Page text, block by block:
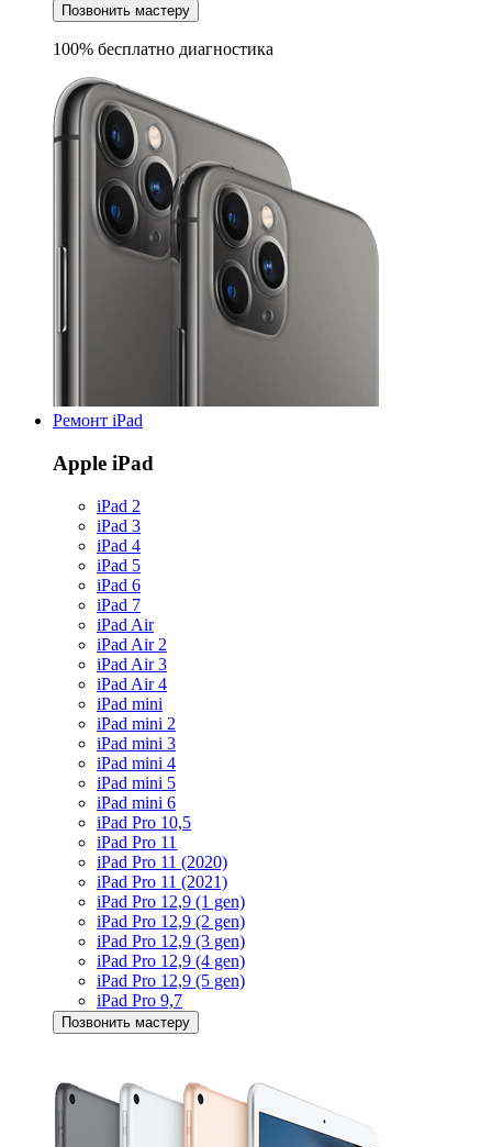
Позвонить мастеру
100% бесплатно диагностика
Ремонт iPad
Apple iPad
iPad 2
iPad 3
iPad 4
iPad 5
iPad 6
iPad 7
iPad Air
iPad Air 2
iPad Air 3
iPad Air 4
iPad mini
iPad mini 2
iPad mini 3
iPad mini 4
iPad mini 5
iPad mini 6
iPad Pro 10,5
iPad Pro 11
iPad Pro 11 (2020)
iPad Pro 11 (2021)
iPad Pro 12,9 (1 gen)
iPad Pro 12,9 (2 gen)
iPad Pro 12,9 (3 gen)
iPad Pro 12,9 (4 gen)
iPad Pro 12,9 (5 gen)
iPad Pro 9,7
Позвонить мастеру